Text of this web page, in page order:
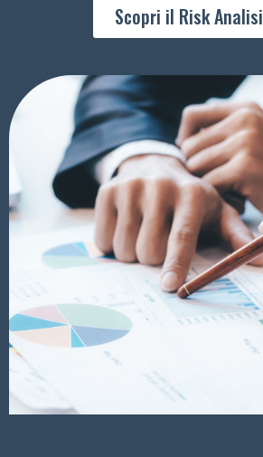
Scopri il Risk Analisi